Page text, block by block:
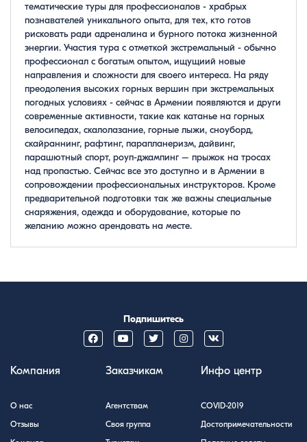
тематические туры для профессионалов - храбрых
познавателей уникального опыта, для тех, кто готов
рисковать ради адреналина и бурного потока жизненной
энергии. Участия тура с отметкой экстремальный - обычно
профессионал с богатым опытом, ищущиий новые
направления и сложности для своего интереса. На ряду
преодоления высоких горных вершин при экстремальных
погодных условиях - сейчас в Армении появляются и други
современные активности, такие как катанье на горных
велосипедах, скалолазание, горные лыжи, сноуборд,
скайраннинг, рафтинг, парапланеризм, дайвинг,
парашютный спорт, роуп-джампинг – прыжок на тросах
над пропастью. Сейчас все это доступно и в Армении в
сопровождении профессиональных инструкторов. Кроме
предварительной подготовки так же важны специальные
снаряжения, одежда и оборудование, которые по
желанию можно арендовать на месте.
Подпишитесь
Компания
О нас
Отзывы
Заказчикам
Агентствам
Своя группа
Инфо центр
COVID-2019
Достопримечательности